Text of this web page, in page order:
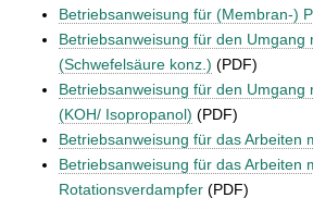
Betriebsanweisung für (Membran-)
Betriebsanweisung für den Umgang
(Schwefelsäure konz.) (PDF)
Betriebsanweisung für den Umgang
(KOH/ Isopropanol) (PDF)
Betriebsanweisung für das Arbeiten
Betriebsanweisung für das Arbeiten
Rotationsverdampfer (PDF)